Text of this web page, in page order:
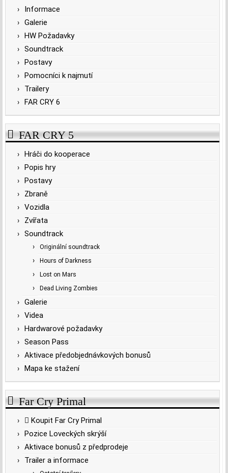
Informace
Galerie
HW Požadavky
Soundtrack
Postavy
Pomocníci k najmutí
Trailery
FAR CRY 6
FAR CRY 5
Hráči do kooperace
Popis hry
Postavy
Zbraně
Vozidla
Zvířata
Soundtrack
Originální soundtrack
Hours of Darkness
Lost on Mars
Dead Living Zombies
Galerie
Videa
Hardwarové požadavky
Season Pass
Aktivace předobjednávkových bonusů
Mapa ke stažení
Far Cry Primal
Koupit Far Cry Primal
Pozice Loveckých skrýší
Aktivace bonusů z předprodeje
Trailer a informace